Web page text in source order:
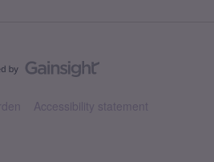
Accessibility statement